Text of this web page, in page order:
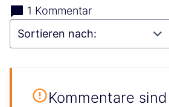
1 Kommentar
Kommentare